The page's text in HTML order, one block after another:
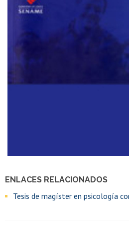
ENLACES RELACIONADOS
Tesis de magíster en psicología